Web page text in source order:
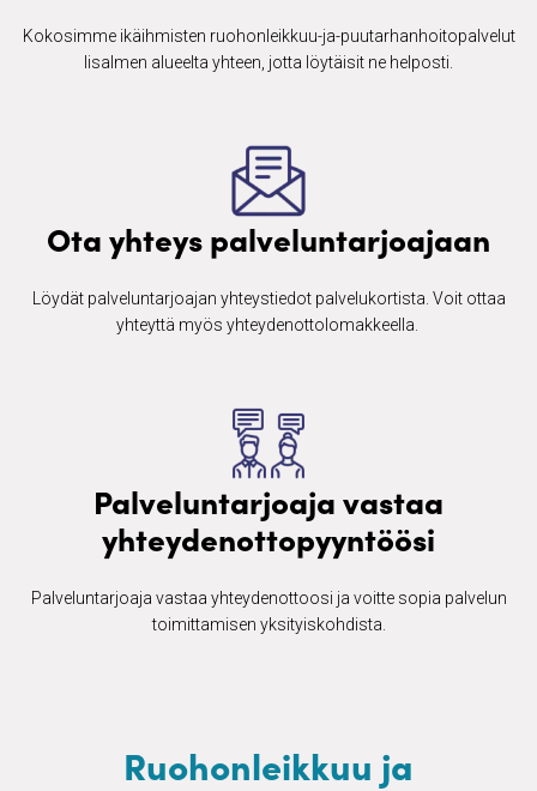
Kokosimme ikäihmisten ​ruohonleikkuu-ja-puutarhanhoitopalvelut
Iisalmen alueelta yhteen, jotta löytäisit ne helposti.
Ota yhteys palveluntarjoajaan
Löydät palveluntarjoajan yhteystiedot palvelukortista. Voit ottaa
yhteyttä myös yhteydenottolomakkeella. ​
Palveluntarjoaja vastaa
yhteydenottopyyntöösi
Palveluntarjoaja vastaa yhteydenottoosi ja voitte sopia palvelun
toimittamisen yksityiskohdista.
Ruohonleikkuu ja